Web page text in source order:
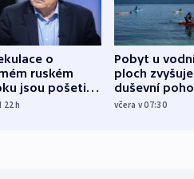
o
ruském
jsou pošetilé,
estonský
22h
Pobyt u
ploch zvyšuje
duševní
ukázala
včera v 07:30